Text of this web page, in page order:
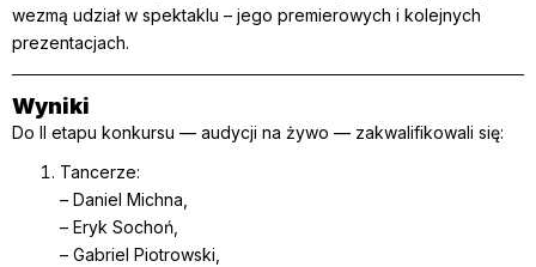
wezmą udział w spektaklu – jego premierowych i kolejnych
prezentacjach.
Wyniki
Do II etapu konkursu — audycji na żywo — zakwalifikowali się:
Tancerze:
– Daniel Michna,
– Eryk Sochoń,
– Gabriel Piotrowski,